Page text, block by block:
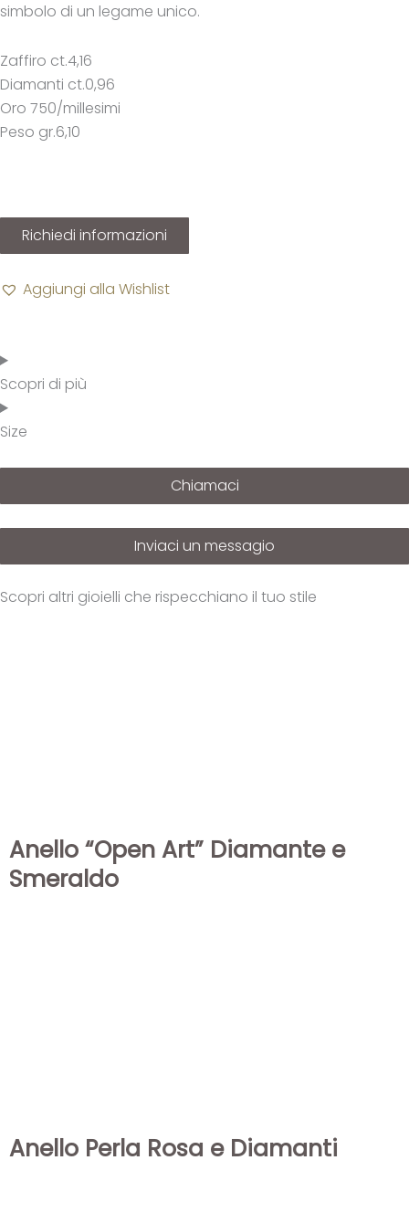
simbolo di un legame unico.
Zaffiro ct.4,16
Diamanti ct.0,96
Oro 750/millesimi
Peso gr.6,10
Richiedi informazioni
Aggiungi alla Wishlist
Scopri di più
Size
Chiamaci
Inviaci un messagio
Scopri altri gioielli che rispecchiano il tuo stile
Anello “Open Art” Diamante e
Smeraldo
Anello Perla Rosa e Diamanti